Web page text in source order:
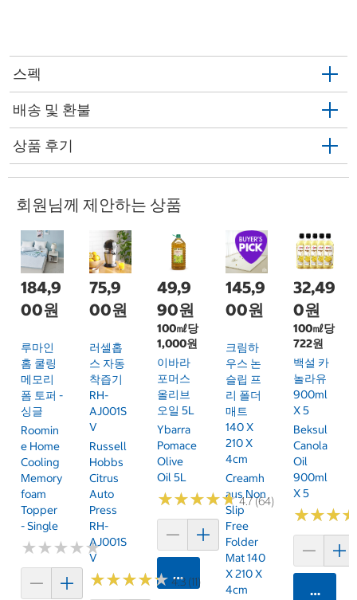
스펙
배송 및 환불
상품 후기
회원님께 제안하는 상품
184,9
00원
루마인
홈 쿨링
메모리
폼 토퍼 -
싱글
Roomin
E Home
Cooling
Memory
Foam
Topper
- Single
★★★★★
★★★★★
75,9
00원
러셀홉
스 자동
착즙기
RH-
AJ001S
V
Russell
Hobbs
Citrus
Auto
Press
RH-
AJ001S
V
★★★★★
★★★★★ 4.3 (11)
49,9
90원
100㎖당
1,000원
이바라
포머스
올리브
오일 5L
Ybarra
Pomace
Olive
Oil 5L
★★★★★
★★★★★4.7 (64)
카트에 담기
145,9
00원
크림하
우스 논
슬립 프
리 폴더
매트
140 X
210 X
4cm
Creamh
Aus Non
Slip
Free
Folder
Mat 140
X 210 X
4cm
32,49
0원
100㎖당
722원
백설 카
놀라유
900ml
X 5
Beksul
Canola
Oil
900ml
X 5
★★★
★★★
카트에